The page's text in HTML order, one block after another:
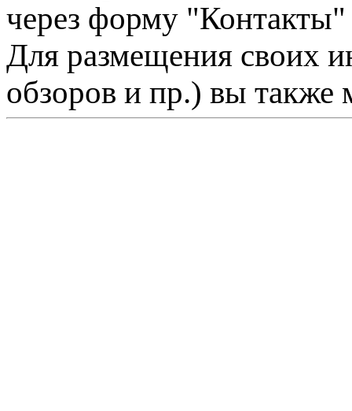
через форму "Контакты"
Для размещения своих
обзоров и пр.) вы также